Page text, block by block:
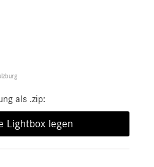
als .zip:
Lightbox legen